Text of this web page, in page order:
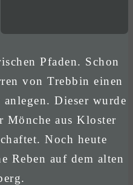
Pfaden. Schon
von Trebbin einen
Dieser wurde
Mönche aus Kloster
Noch heute
Reben auf dem alten